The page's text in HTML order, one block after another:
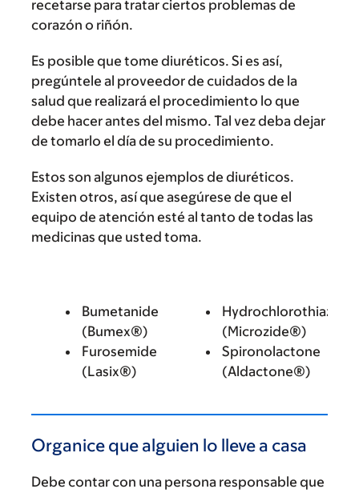
recetarse para tratar ciertos problemas de
corazón o riñón.
Es posible que tome diuréticos. Si es así,
pregúntele al proveedor de cuidados de la
salud que realizará el procedimiento lo que
debe hacer antes del mismo. Tal vez deba dejar
de tomarlo el día de su procedimiento.
Estos son algunos ejemplos de diuréticos.
Existen otros, así que asegúrese de que el
equipo de atención esté al tanto de todas las
medicinas que usted toma.
Bumetanide
(Bumex®)
Furosemide
(Lasix®)
Hydrochlorothiazide
(Microzide®)
Spironolactone
(Aldactone®)
Organice que alguien lo lleve a casa
Debe contar con una persona responsable que